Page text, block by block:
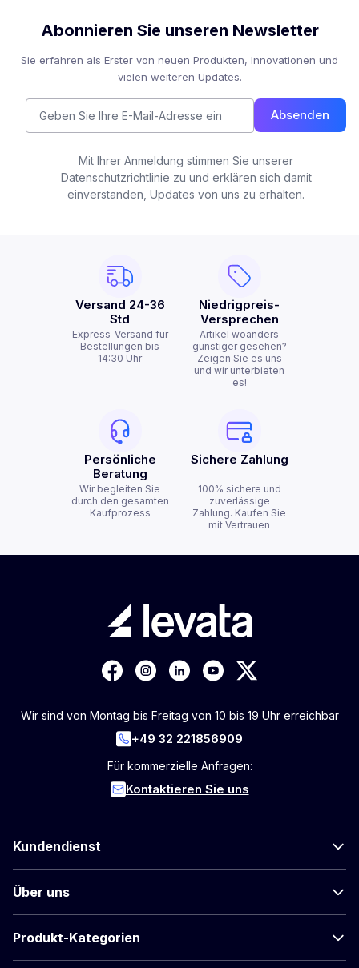
Abonnieren Sie unseren Newsletter
Sie erfahren als Erster von neuen Produkten, Innovationen und
vielen weiteren Updates.
Absenden
Mit Ihrer Anmeldung stimmen Sie unserer
Datenschutzrichtlinie zu und erklären sich damit
einverstanden, Updates von uns zu erhalten.
Versand 24-36
Std
Express-Versand für
Bestellungen bis
14:30 Uhr
Niedrigpreis-
Versprechen
Artikel woanders
günstiger gesehen?
Zeigen Sie es uns
und wir unterbieten
es!
Persönliche
Beratung
Wir begleiten Sie
durch den gesamten
Kaufprozess
Sichere Zahlung
100% sichere und
zuverlässige
Zahlung. Kaufen Sie
mit Vertrauen
Wir sind von Montag bis Freitag von 10 bis 19 Uhr erreichbar
+49 32 221856909
Für kommerzielle Anfragen:
Kontaktieren Sie uns
Kundendienst
Über uns
Produkt-Kategorien